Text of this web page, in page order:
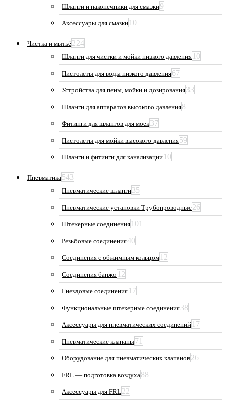
Шланги и наконечники для смазки9
Аксессуары для смазки 10
Чистка и мытьё224
Шланги для чистки и мойки низкого давления 10
Пистолеты для воды низкого давления67
Устройства для пены, мойки и дозирования33
Шланги для аппаратов высокого давления8
Фитинги для шлангов для моек37
Пистолеты для мойки высокого давления59
Шланги и фитинги для канализации 10
Пневматика543
Пневматические шланги35
Пневматические установки Трубопроводные26
Штекерные соединения 101
Резьбовые соединения40
Соединения с обжимным кольцом 12
Соединения банжо 12
Гнездовые соединения 17
Функциональные штекерные соединения38
Аксессуары для пневматических соединений 17
Пневматические клапаны71
Оборудование для пневматических клапанов26
FRL — подготовка воздуха88
Аксессуары для FRL22